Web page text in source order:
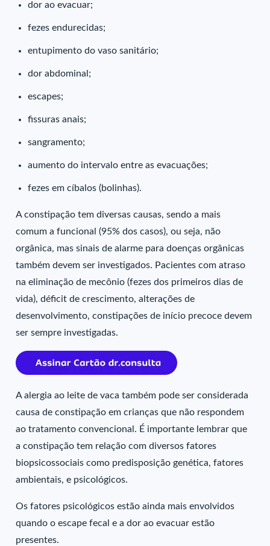
dor ao evacuar;
fezes endurecidas;
entupimento do vaso sanitário;
dor abdominal;
escapes;
fissuras anais;
sangramento;
aumento do intervalo entre as evacuações;
fezes em cíbalos (bolinhas).
A constipação tem diversas causas, sendo a mais
comum a funcional (95% dos casos), ou seja, não
orgânica, mas sinais de alarme para doenças orgânicas
também devem ser investigados. Pacientes com atraso
na eliminação de mecônio (fezes dos primeiros dias de
vida), déficit de crescimento, alterações de
desenvolvimento, constipações de início precoce devem
ser sempre investigadas.
A alergia ao leite de vaca também pode ser considerada
causa de constipação em crianças que não respondem
ao tratamento convencional. É importante lembrar que
a constipação tem relação com diversos fatores
biopsicossociais como predisposição genética, fatores
ambientais, e psicológicos.
Os fatores psicológicos estão ainda mais envolvidos
quando o escape fecal e a dor ao evacuar estão
presentes.